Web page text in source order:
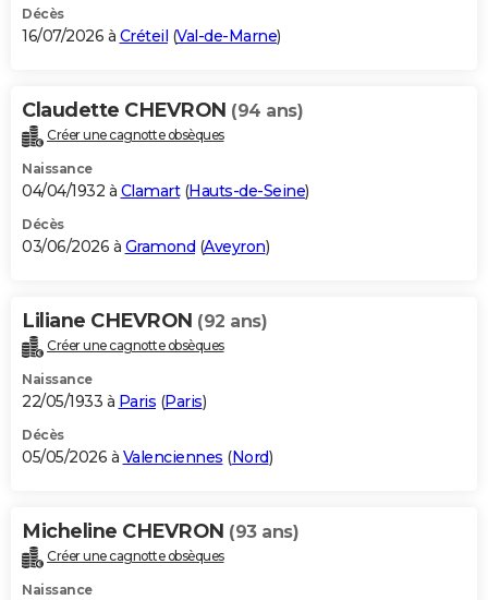
BONS PLANS
Carte de Noël
Carte Bonne année
Carte Saint-Valentin
Carte Pâques
Carte d'anniversaire
DICTIONNAIRE
Dictionnaire
Biographies
Citations
Expressions
Proverbes
PROGRAMME TV
S'inscrire
Se connecter
Lycées
Collèges
Primaires
Universités
Entreprises
Service militaire
Avis de recherche
AVIS DE DÉCÈS
Bricolage
Lifestyle
Culture
Sport
Auto
Television
Voyage
Cinema
Décès
16/07/2026 à Créteil (Val-de-Marne)
Claudette CHEVRON (94 ans)
Créer une cagnotte obsèques
Naissance
04/04/1932 à Clamart(Hauts-de-Seine)
Décès
03/06/2026 à Gramond (Aveyron)
Liliane CHEVRON (92 ans)
Créer une cagnotte obsèques
Naissance
22/05/1933 à Paris (Paris)
Décès
05/05/2026 à Valenciennes (Nord)
Micheline CHEVRON (93 ans)
Créer une cagnotte obsèques
Naissance